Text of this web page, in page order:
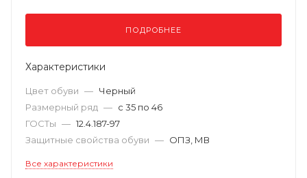
ПОДРОБНЕЕ
Характеристики
Цвет обуви — Черный
Размерный ряд — с 35 по 46
ГОСТы — 12.4.187-97
Защитные свойства обуви — ОПЗ, МВ
Все характеристики